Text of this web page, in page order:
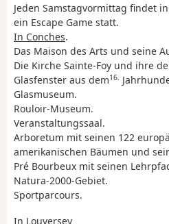
Jeden Samstagvormittag findet
ein Escape Game statt.
In Conches.
Das Maison des Arts und seine
Die Kirche Sainte-Foy und ihre
Glasfenster aus dem16.
Glasmuseum.
Rouloir-Museum.
Veranstaltungssaal.
Arboretum mit seinen 122
amerikanischen Bäumen und
Pré Bourbeux mit seinen
Natura-2000-Gebiet.
Sportparcours.
In Louversey